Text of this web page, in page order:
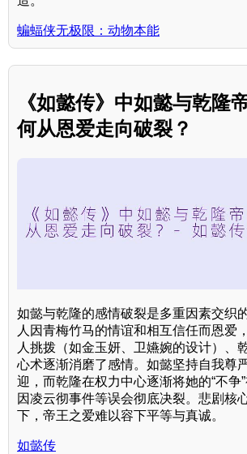
蝙蝠侠无极限：动物本能
《如懿传》中如懿与乾隆
何从恩爱走向破裂？
如懿与乾隆的感情破裂是多重因素交织
人因青梅竹马的情谊和相互信任而恩爱
人挑拨（如金玉妍、卫嬿婉的设计）、
心术逐渐消磨了感情。如懿坚持自我尊
迎，而乾隆在权力中心逐渐将她的“不争
因凌云彻事件等误会彻底决裂。悲剧核
下，帝王之爱难以容下平等与真诚。
如懿传